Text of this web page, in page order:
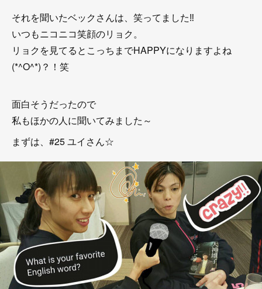
それを聞いたベックさんは、笑ってました‼
いつもニコニコ笑顔のリョク。
リョクを見てるとこっちまでHAPPYになりますよね
(*^O^*)？！笑
面白そうだったので
私もほかの人に聞いてみました～
まずは、#25 ユイさん☆